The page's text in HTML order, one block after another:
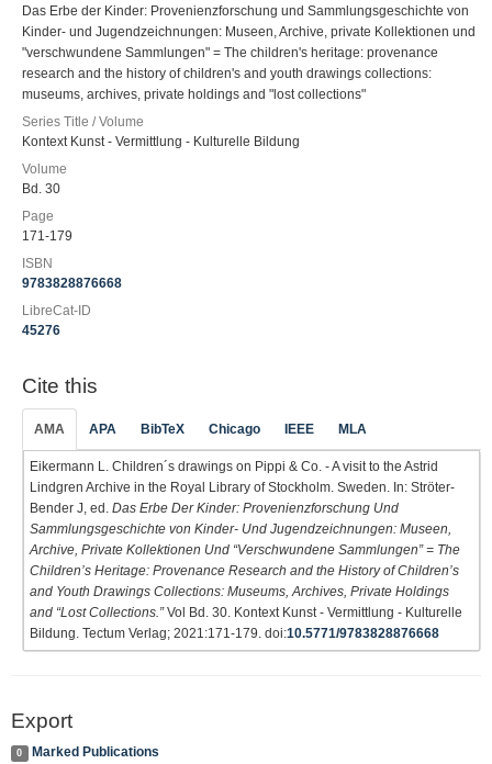
Das Erbe der Kinder: Provenienzforschung und Sammlungsgeschichte von
Kinder- und Jugendzeichnungen: Museen, Archive, private Kollektionen und
"verschwundene Sammlungen" = The children's heritage: provenance
research and the history of children's and youth drawings collections:
museums, archives, private holdings and "lost collections"
Series Title / Volume
Kontext Kunst - Vermittlung - Kulturelle Bildung
Volume
Bd. 30
Page
171-179
ISBN
9783828876668
LibreCat-ID
45276
Cite this
AMA APA BibTeX Chicago IEEE MLA
Eikermann L. Children´s drawings on Pippi & Co. - A visit to the Astrid
Lindgren Archive in the Royal Library of Stockholm. Sweden. In: Ströter-
Bender J, ed. Das Erbe Der Kinder: Provenienzforschung Und
Sammlungsgeschichte von Kinder- Und Jugendzeichnungen: Museen,
Archive, Private Kollektionen Und “Verschwundene Sammlungen” = The
Children’s Heritage: Provenance Research and the History of Children’s
and Youth Drawings Collections: Museums, Archives, Private Holdings
and “Lost Collections.”Vol Bd. 30. Kontext Kunst - Vermittlung - Kulturelle
Bildung. Tectum Verlag; 2021:171-179. doi:10.5771/9783828876668
Export
0
Marked Publications